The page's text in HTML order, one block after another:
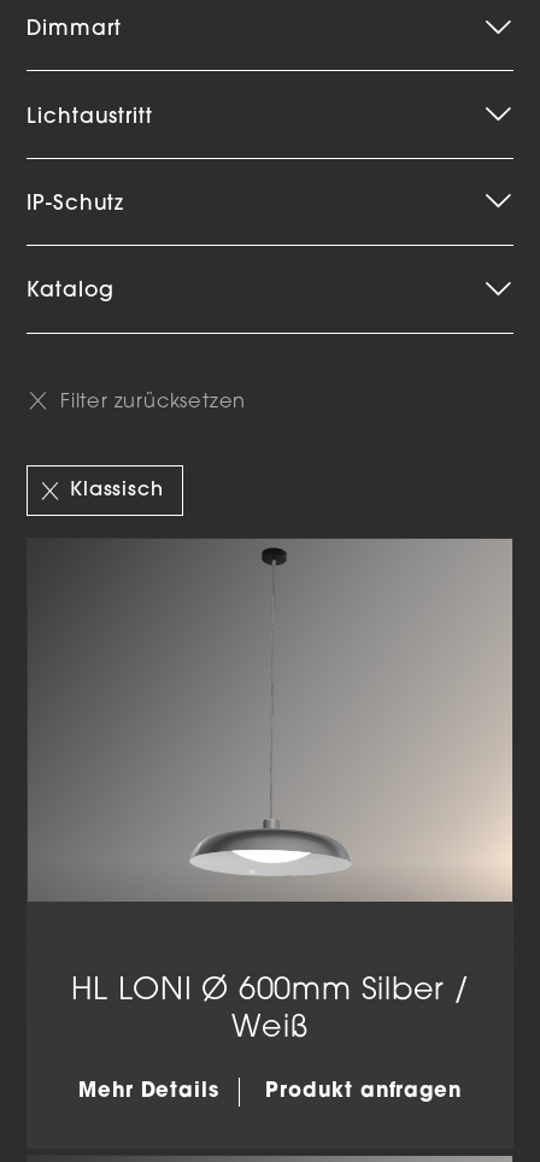
Dimmart
Lichtaustritt
IP-Schutz
Katalog
Filter zurücksetzen
Auswahl
Klassisch
HL LONI Ø 600mm Silber /
Weiß
Mehr Details Produkt anfragen